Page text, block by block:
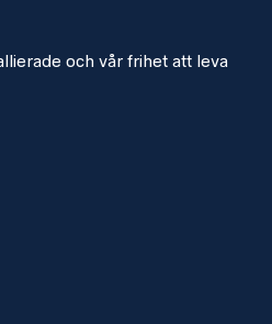
och vår frihet att leva